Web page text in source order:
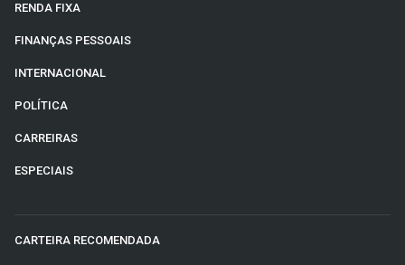
RENDA FIXA
FINANÇAS PESSOAIS
INTERNACIONAL
POLÍTICA
CARREIRAS
ESPECIAIS
CARTEIRA RECOMENDADA